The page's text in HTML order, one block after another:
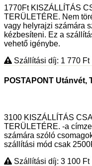
1770Ft KISZÁLLÍTÁS
TERÜLETÉRE. Nem
vagy helyrajzi számára
kézbesíteni. Ez a
vehető igénybe.
Szállítási díj: 1 770 Ft
POSTAPONT Utánvét,
3100 KISZÁLLÍTÁS
TERÜLETÉRE. -a
számára szóló
szállítási mód csak
Szállítási díj: 3 100 Ft